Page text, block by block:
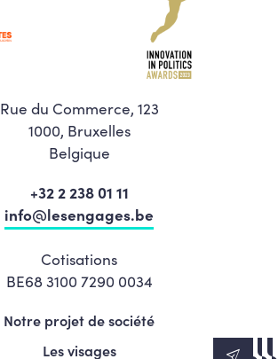
Rue du Commerce, 123
1000, Bruxelles
Belgique
+32 2 238 01 11
info@lesengages.be
Cotisations
BE68 3100 7290 0034
Notre projet de société
Les visages